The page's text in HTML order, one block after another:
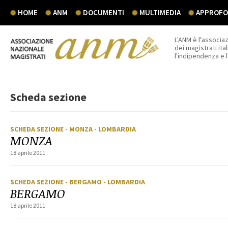
HOME ANM DOCUMENTI MULTIMEDIA
L'ANM è
dei magistrati
l'indipendenza e
Scheda sezione
SCHEDA SEZIONE - MONZA - LOMBARDIA
MONZA
18 aprile 2011
SCHEDA SEZIONE - BERGAMO - LOMBARDIA
BERGAMO
18 aprile 2011